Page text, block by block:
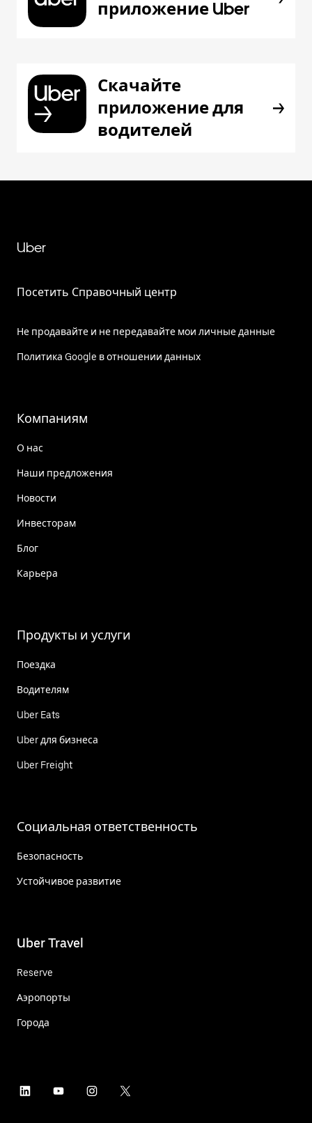
приложение Uber
Скачайте
приложение для
водителей
Uber
Посетить Справочный центр
Не продавайте и не передавайте мои личные данные
Политика Google в отношении данных
Компаниям
О нас
Наши предложения
Новости
Инвесторам
Блог
Карьера
Продукты и услуги
Поездка
Водителям
Uber Eats
Uber для бизнеса
Uber Freight
Социальная ответственность
Безопасность
Устойчивое развитие
Uber Travel
Reserve
Аэропорты
Города